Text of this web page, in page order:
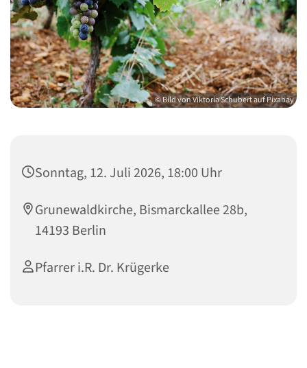
© Bild von Viktoria Schubert auf Pixabay
Sonntag, 12. Juli 2026, 18:00 Uhr
Grunewaldkirche, Bismarckallee 28b,
14193 Berlin
Pfarrer i.R. Dr. Krügerke